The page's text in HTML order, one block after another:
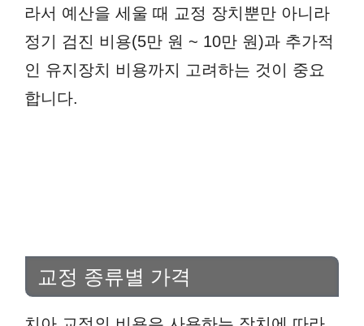
라서 예산을 세울 때 교정 장치뿐만 아니라
정기 검진 비용(5만 원 ~ 10만 원)과 추가적
인 유지장치 비용까지 고려하는 것이 중요
합니다.
교정 종류별 가격